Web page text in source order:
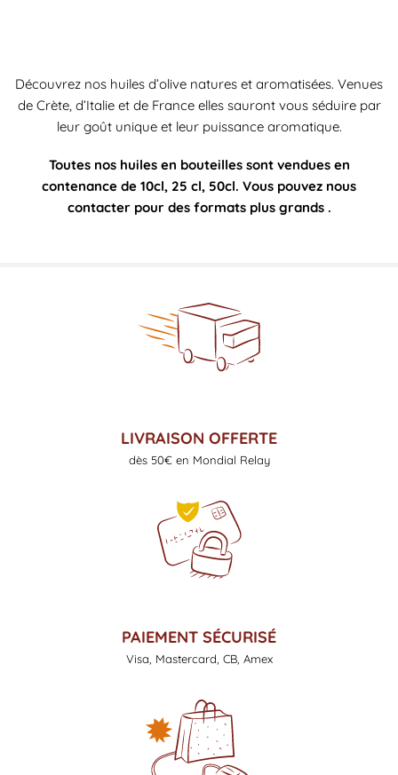
Découvrez nos huiles d’olive natures et aromatisées. Venues
de Crète, d’Italie et de France elles sauront vous séduire par
leur goût unique et leur puissance aromatique.
Toutes nos huiles en bouteilles sont vendues en
contenance de 10cl, 25 cl, 50cl. Vous pouvez nous
contacter pour des formats plus grands .
LIVRAISON OFFERTE
dès 50€ en Mondial Relay
PAIEMENT SÉCURISÉ
Visa, Mastercard, CB, Amex